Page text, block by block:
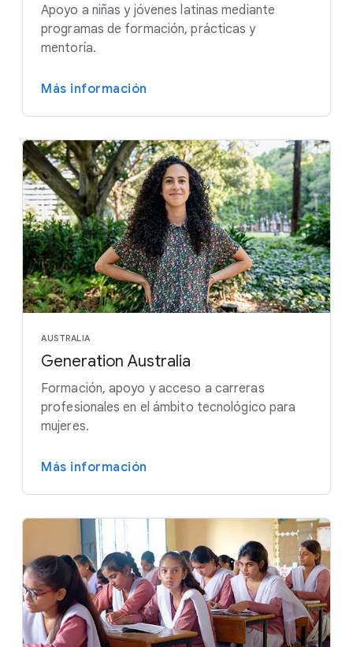
Apoyo a niñas y jóvenes latinas mediante
programas de formación, prácticas y
mentoría.
Más información
AUSTRALIA
Generation Australia
Formación, apoyo y acceso a carreras
profesionales en el ámbito tecnológico para
mujeres.
Más información